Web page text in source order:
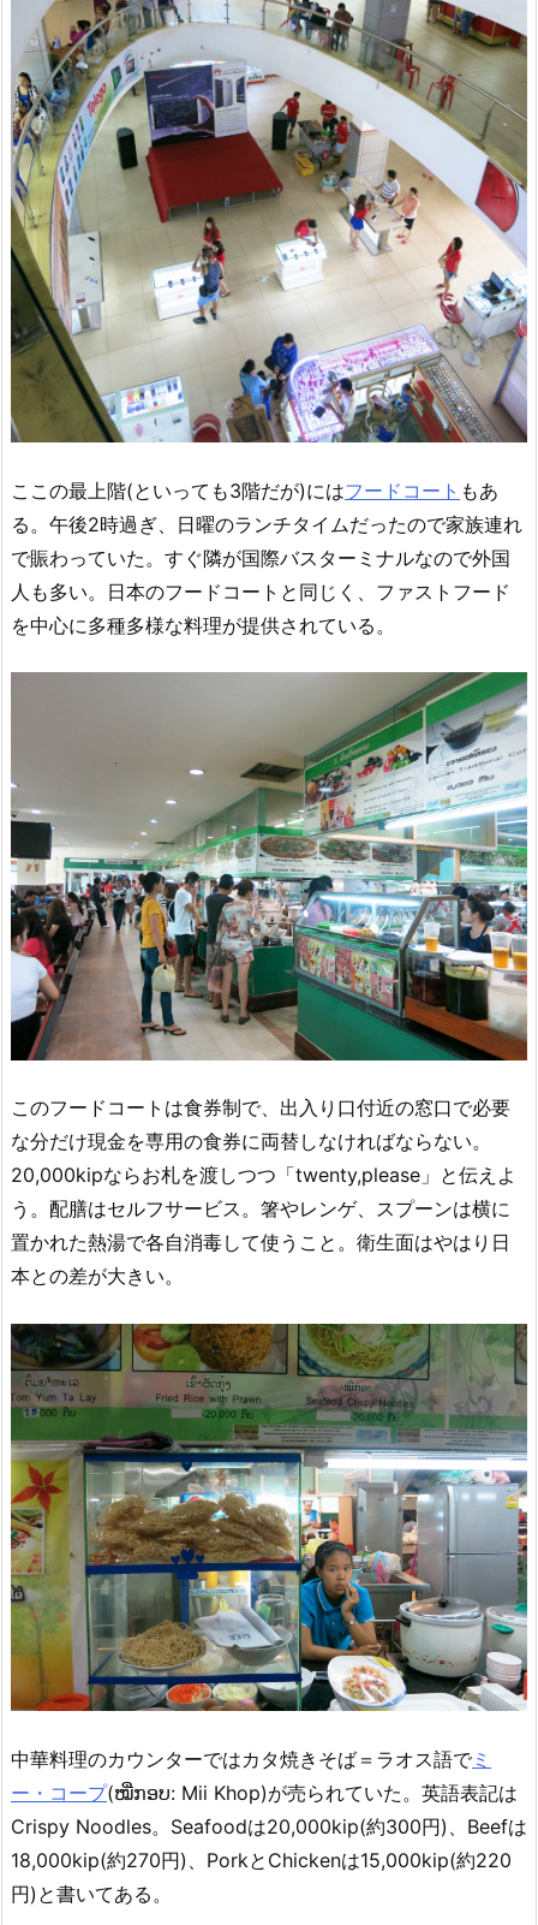
ここの最上階(といっても3階だが)にはフードコート もあ
る。午後2時過ぎ、日曜のランチタイムだったので家族連れ
で賑わっていた。すぐ隣が国際バスターミナルなので外国
人も多い。日本のフードコートと同じく、ファストフード
を中心に多種多様な料理が提供されている。
このフードコートは食券制で、出入り口付近の窓口で必要
な分だけ現金を専用の食券に両替しなければならない。
20,000kipならお札を渡しつつ「twenty,please」と伝えよ
う。配膳はセルフサービス。箸やレンゲ、スプーンは横に
置かれた熱湯で各自消毒して使うこと。衛生面はやはり日
本との差が大きい。
中華料理のカウンターではカタ焼きそば＝ラオス語でミ
ー・コープ(ໝີ່ກອບ: Mii Khop)が売られていた。英語表記は
Crispy Noodles。Seafoodは20,000kip(約300円)、Beefは
18,000kip(約270円)、PorkとChickenは15,000kip(約220
円)と書いてある。